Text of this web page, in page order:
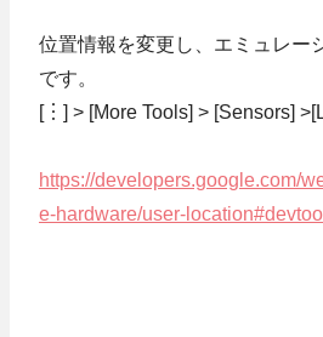
位置情報を変更し、エミュレー
です。
[︙] > [More Tools] > [Sensors]
https://developers.google.com/
e-hardware/user-